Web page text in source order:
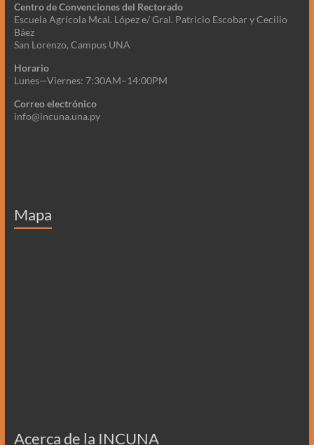
Centro de Convenciones del Rectorado
Escuela Agrícola Mcal. López e/ Gral. Patricio Escobar y Cecilio
Báez
San Lorenzo, Campus UNA
Horario
Lunes—Viernes: 7:30AM–14:00PM
Correo electrónico
info@incuna.una.py
Mapa
Acerca de la INCUNA